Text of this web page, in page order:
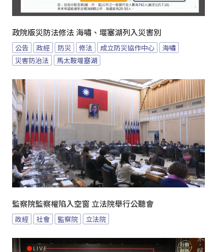
政院版災防法修法 海嘯、堰塞湖列入災害別
公告 政經 防災 修法 成立防災協作中心
海嘯
災害防治法
馬太鞍堰塞湖
監察院監察權陷入空窗 立法院舉行公聽會
政經 社會 監察院 立法院